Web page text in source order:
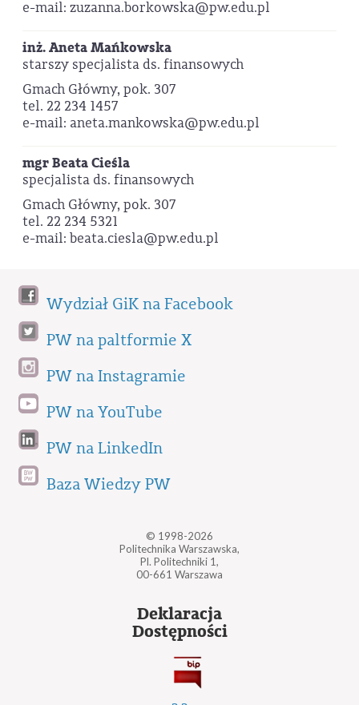
e-mail: zuzanna.borkowska@pw.edu.pl
inż. Aneta Mańkowska
starszy specjalista ds. finansowych
Gmach Główny, pok. 307
tel. 22 234 1457
e-mail: aneta.mankowska@pw.edu.pl
mgrBeata Cieśla
specjalista ds. finansowych
Gmach Główny, pok. 307
tel. 22 234 5321
e-mail: beata.ciesla@pw.edu.pl
Wydział GiK na Facebook
PW na paltformie X
PW na Instagramie
PW na YouTube
PW na LinkedIn
Baza Wiedzy PW
© 1998-2026
Politechnika Warszawska,
Pl. Politechniki 1,
00-661 Warszawa
Deklaracja
Dostępności